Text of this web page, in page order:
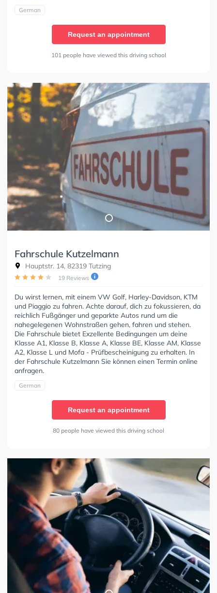
German
Request an appointment
101 people have viewed this driving school
Fahrschule Kutzelmann
Hauptstr. 14, 82319 Tutzing
19 Reviews
Du wirst lernen, mit einem VW Golf, Harley-Davidson, KTM
und Piaggio zu fahren. Achte darauf, dich zu fokussieren, da
reichlich Fußgänger und geparkte Autos rund um die
nahegelegenen Wohnstraßen gehen, fahren und stehen.
Die Fahrschule bietet Exzellente Bedingungen um deine
Klasse A1, Klasse B, Klasse A, Klasse BE, Klasse AM, Klasse
A2, Klasse L und Mofa - Prüfbescheinigung zu erhalten. In
der Fahrschule Kutzelmann Sie können einen Termin online
anfragen.
German
Request an appointment
80 people have viewed this driving school